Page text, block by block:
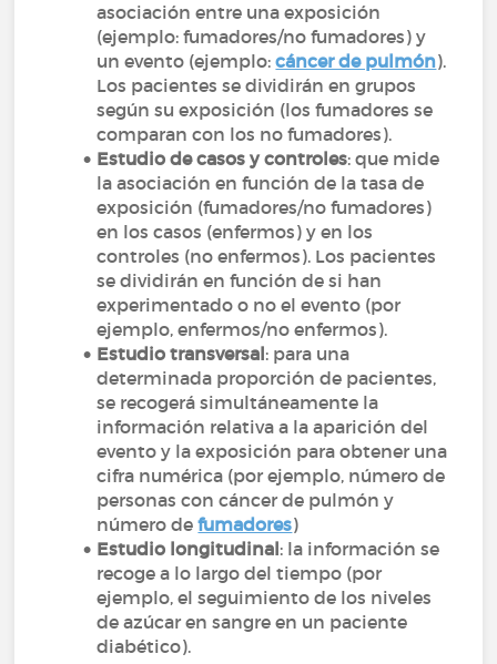
asociación entre una exposición
(ejemplo: fumadores/no fumadores) y
un evento (ejemplo:cáncer de pulmón).
Los pacientes se dividirán en grupos
según su exposición (los fumadores se
comparan con los no fumadores).
Estudio de casos y controles: que mide
la asociación en función de la tasa de
exposición (fumadores/no fumadores)
en los casos (enfermos) y en los
controles (no enfermos). Los pacientes
se dividirán en función de si han
experimentado o no el evento (por
ejemplo, enfermos/no enfermos).
Estudio transversal: para una
determinada proporción de pacientes,
se recogerá simultáneamente la
información relativa a la aparición del
evento y la exposición para obtener una
cifra numérica (por ejemplo, número de
personas con cáncer de pulmón y
número de fumadores)
Estudio longitudinal: la información se
recoge a lo largo del tiempo (por
ejemplo, el seguimiento de los niveles
de azúcar en sangre en un paciente
diabético).